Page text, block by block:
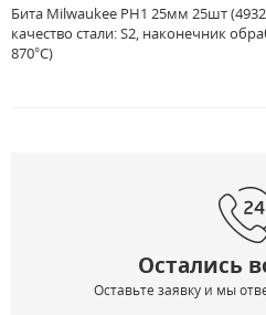
Бита Milwaukee PH1 25мм 25шт
качество стали: S2, наконечник
870°C)
Остались
Оставьте заявку и мы